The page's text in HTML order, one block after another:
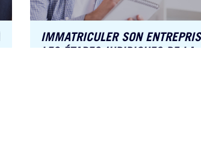
IMMATRICULER SON
Options
de confidentialité, en garantissant la